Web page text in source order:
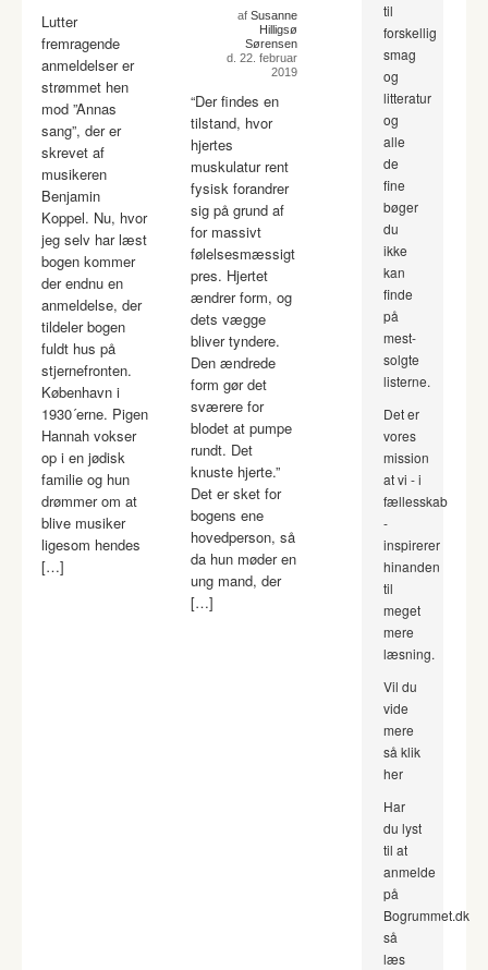
Lutter
fremragende
anmeldelser er
strømmet hen
mod ”Annas
sang”, der er
skrevet af
musikeren
Benjamin
Koppel. Nu, hvor
jeg selv har læst
bogen kommer
der endnu en
anmeldelse, der
tildeler bogen
fuldt hus på
stjernefronten.
København i
1930´erne. Pigen
Hannah vokser
op i en jødisk
familie og hun
drømmer om at
blive musiker
ligesom hendes
[…]
af Susanne
Hilligsø
Sørensen
d. 22. februar
2019
“Der findes en
tilstand, hvor
hjertes
muskulatur rent
fysisk forandrer
sig på grund af
for massivt
følelsesmæssigt
pres. Hjertet
ændrer form, og
dets vægge
bliver tyndere.
Den ændrede
form gør det
sværere for
blodet at pumpe
rundt. Det
knuste hjerte.”
Det er sket for
bogens ene
hovedperson, så
da hun møder en
ung mand, der
[…]
til
forskellig
smag
og
litteratur
og
alle
de
fine
bøger
du
ikke
kan
finde
på
mest-
solgte
listerne.
Det er
vores
mission
at vi - i
fællesskab
-
inspirerer
hinanden
til
meget
mere
læsning.
Vil du
vide
mere
så klik
her
Har
du lyst
til at
anmelde
på
Bogrummet.dk
så
læs